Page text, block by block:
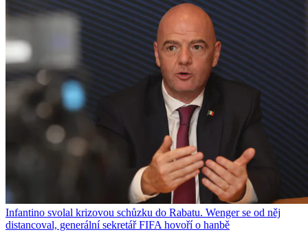
Infantino svolal krizovou schůzku do Rabatu. Wenger se od něj
distancoval, generální sekretář FIFA hovoří o hanbě